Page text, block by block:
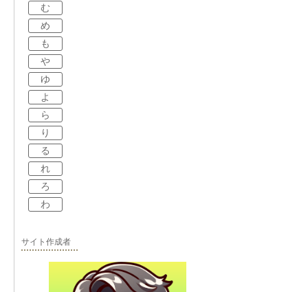
む
め
も
や
ゆ
よ
ら
り
る
れ
ろ
わ
サイト作成者